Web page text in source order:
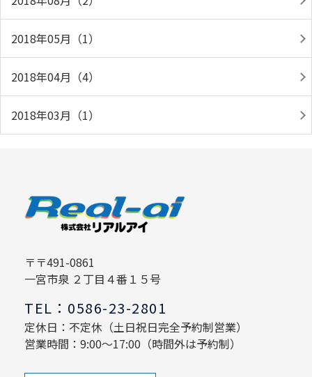
2018年05月（1）
2018年04月（4）
2018年03月（1）
〒〒491-0861
一宮市泉 ２丁目４番１５号
TEL：0586-23-2801
定休日：不定休（土日祝日完全予約制営業）
営業時間：9:00～17:00（時間外は予約制）